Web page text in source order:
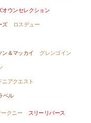
オウンセレクション
ズ
ロスデュー
ン＆マッカイ
グレンゴイン
ニアクエスト
ベル
ークニー
スリーリバース